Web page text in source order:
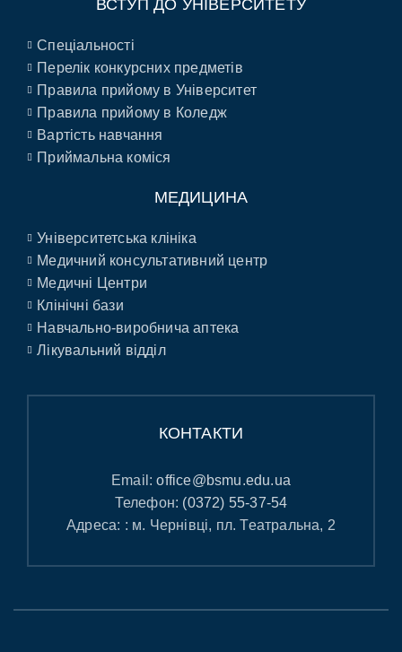
ВСТУП ДО УНІВЕРСИТЕТУ
Спеціальності
Перелік конкурсних предметів
Правила прийому в Університет
Правила прийому в Коледж
Вартість навчання
Приймальна коміся
МЕДИЦИНА
Університетська клініка
Медичний консультативний центр
Медичні Центри
Клінічні бази
Навчально-виробнича аптека
Лікувальний відділ
КОНТАКТИ
Email:office@bsmu.edu.ua
Телефон: (0372) 55-37-54
Адреса: : м. Чернівці, пл. Театральна, 2